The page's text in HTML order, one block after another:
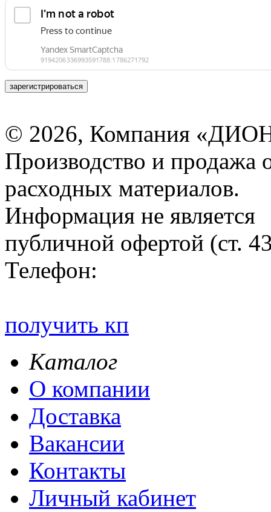
зарегистрироваться
© 2026, Компания
Производство и продажа
расходных материалов.
Информация не является
публичной офертой (ст.
Телефон:
получить кп
Каталог
О компании
Доставка
Вакансии
Контакты
Личный кабинет